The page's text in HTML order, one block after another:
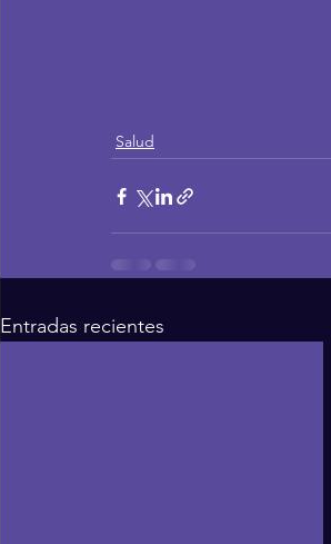
Salud
Entradas recientes